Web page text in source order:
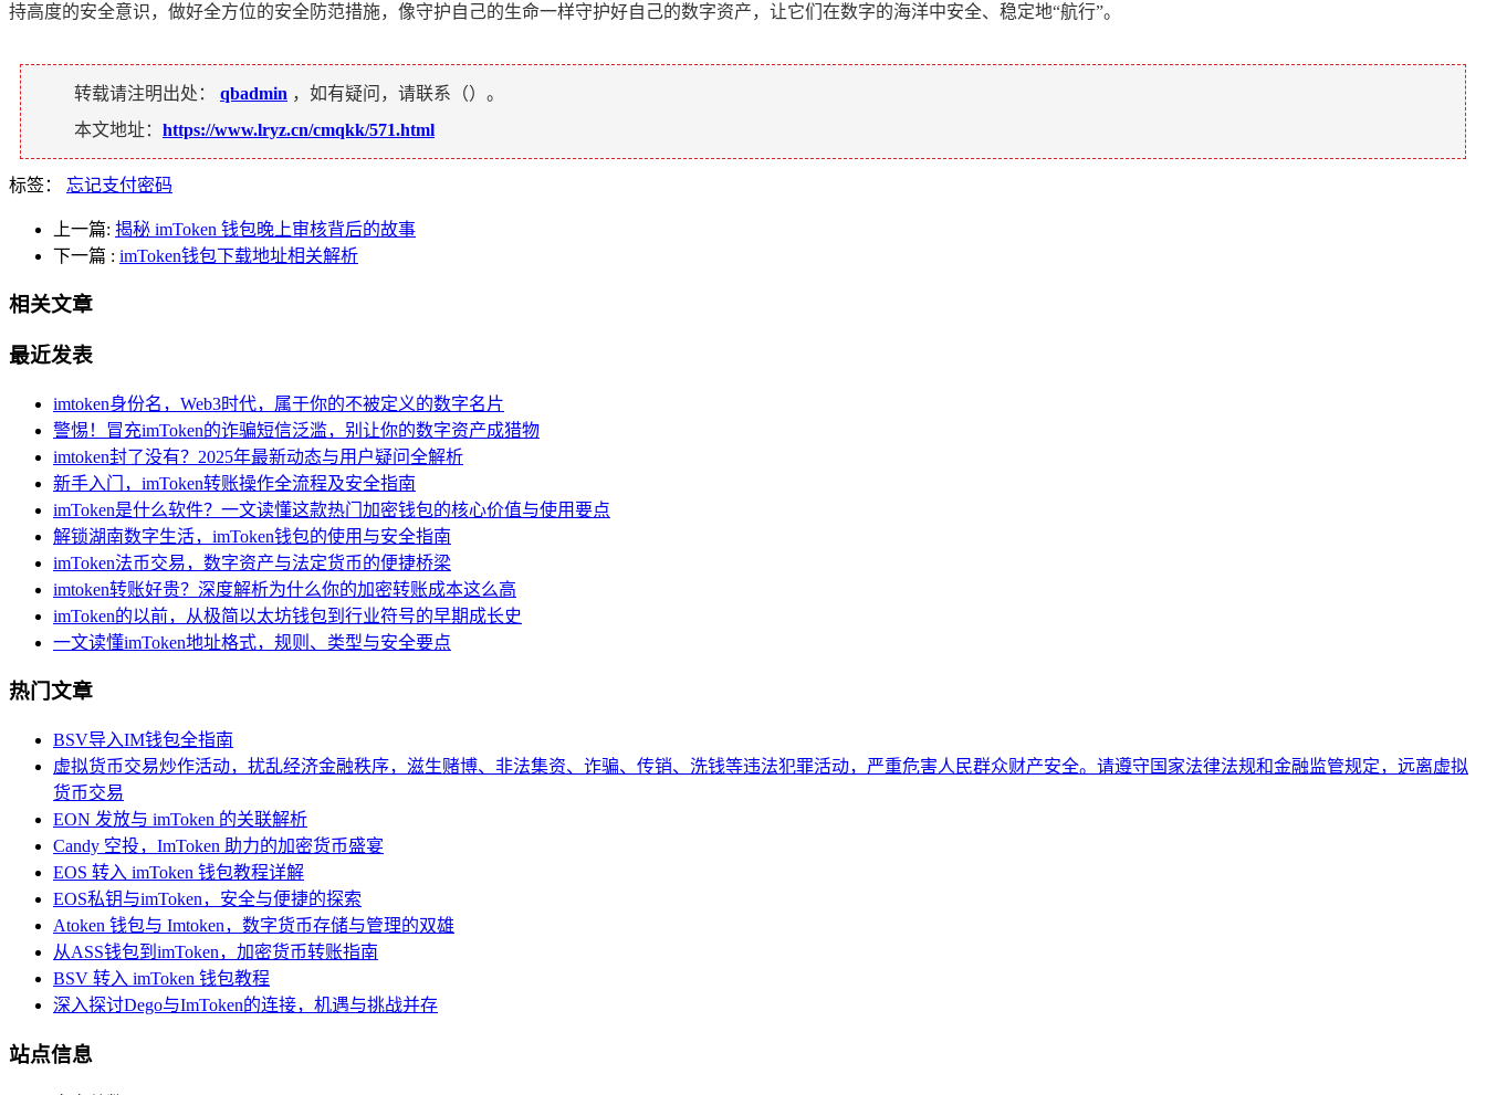
持高度的安全意识，做好全方位的安全防范措施，像守护自己的生命一样守护好自己的数字资产，让它们在数字的海洋中安全、稳定地“航行”。
转载请注明出处： qbadmin ，如有疑问，请联系（）。
本文地址： https://www.lryz.cn/cmqkk/571.html
标签： 忘记支付密码
上一篇: 揭秘 imToken 钱包晚上审核背后的故事
下一篇 : imToken钱包下载地址相关解析
相关文章
最近发表
imtoken身份名，Web3时代，属于你的不被定义的数字名片
警惕！冒充imToken的诈骗短信泛滥，别让你的数字资产成猎物
imtoken封了没有？2025年最新动态与用户疑问全解析
新手入门，imToken转账操作全流程及安全指南
imToken是什么软件？一文读懂这款热门加密钱包的核心价值与使用要点
解锁湖南数字生活，imToken钱包的使用与安全指南
imToken法币交易，数字资产与法定货币的便捷桥梁
imtoken转账好贵？深度解析为什么你的加密转账成本这么高
imToken的以前，从极简以太坊钱包到行业符号的早期成长史
一文读懂imToken地址格式，规则、类型与安全要点
热门文章
BSV导入IM钱包全指南
虚拟货币交易炒作活动，扰乱经济金融秩序，滋生赌博、非法集资、诈骗、传销、洗钱等违法犯罪活动，严重危害人民群众财产安全。请遵守国家法律法规和金融监管规定，远离虚拟
货币交易
EON 发放与 imToken 的关联解析
Candy 空投，ImToken 助力的加密货币盛宴
EOS 转入 imToken 钱包教程详解
EOS私钥与imToken，安全与便捷的探索
Atoken 钱包与 Imtoken，数字货币存储与管理的双雄
从ASS钱包到imToken，加密货币转账指南
BSV 转入 imToken 钱包教程
深入探讨Dego与ImToken的连接，机遇与挑战并存
站点信息